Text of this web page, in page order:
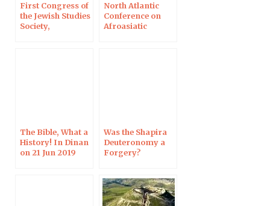
First Congress of
the Jewish Studies
Society,
North Atlantic
Conference on
Afroasiatic
The Bible, What a
History! In Dinan
on 21 Jun 2019
Was the Shapira
Deuteronomy a
Forgery?